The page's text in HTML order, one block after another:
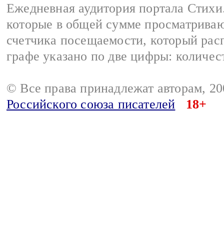
Ежедневная аудитория портала
которые в общей сумме
счетчика посещаемости, который
графе указано по две цифры:
© Все права принадлежат авторам,
Российского союза писателей
18+